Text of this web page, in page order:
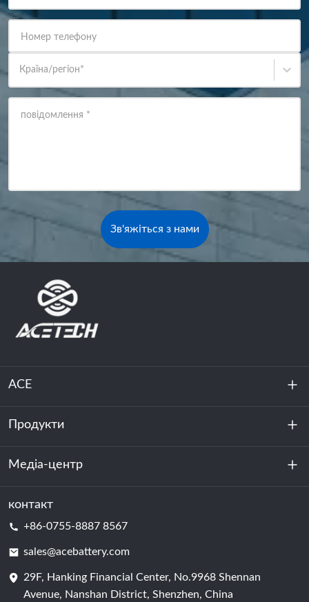
Номер телефону
Країна/регіон*
повідомлення *
Зв'яжіться з нами
ACE
Про нас
Стійкість
Продукти
Зберігання енергії
Центр обробки даних та серверна кімната
Елемент батареї
Медіа-центр
Новини
контакт
+86-0755-8887 8567
sales@acebattery.com
29F, Hanking Financial Center, No.9968 Shennan
Avenue, Nanshan District, Shenzhen, China